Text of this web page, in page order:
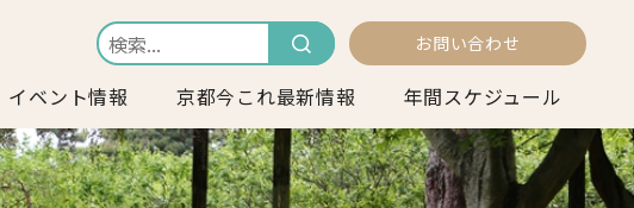
お問い合わせ
イベント情報 京都今これ最新情報 年間スケジュール